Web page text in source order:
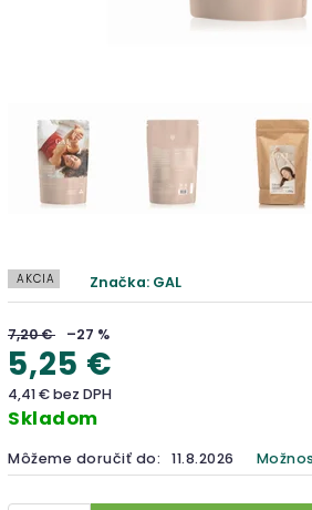
AKCIA Značka: GAL
7,20 € –27 %
5,25 €
4,41 € bez DPH
Skladom
Môžeme doručiť do: 11.8.2026